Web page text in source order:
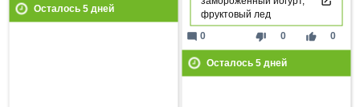
Осталось 5дней
фруктовый лед
thumb_down 0 thumb_up 0
mode_comment 0
Осталось 5дней